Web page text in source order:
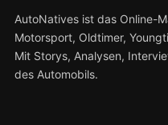
AutoNatives ist das Online-
Motorsport, Oldtimer,
Mit Storys, Analysen,
des Automobils.